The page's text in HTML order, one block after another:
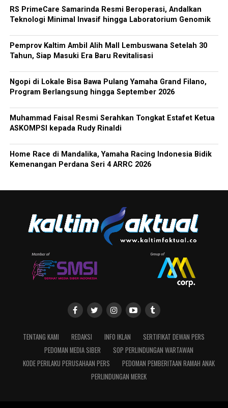
RS PrimeCare Samarinda Resmi Beroperasi, Andalkan
Teknologi Minimal Invasif hingga Laboratorium Genomik
Pemprov Kaltim Ambil Alih Mall Lembuswana Setelah 30
Tahun, Siap Masuki Era Baru Revitalisasi
Ngopi di Lokale Bisa Bawa Pulang Yamaha Grand Filano,
Program Berlangsung hingga September 2026
Muhammad Faisal Resmi Serahkan Tongkat Estafet Ketua
ASKOMPSI kepada Rudy Rinaldi
Home Race di Mandalika, Yamaha Racing Indonesia Bidik
Kemenangan Perdana Seri 4 ARRC 2026
TENTANG KAMI REDAKSI INFO IKLAN
SERTIFIKAT DEWAN PERS
PEDOMAN MEDIA SIBER
SOP PERLINDUNGAN WARTAWAN
KODE PERILAKU PERUSAHAAN PERS
PEDOMAN PEMBERITAAN RAMAH ANAK
PERLINDUNGAN MEREK